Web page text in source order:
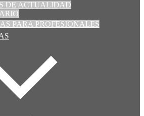
DE ACTUALIDAD
PARA PROFESIONALES